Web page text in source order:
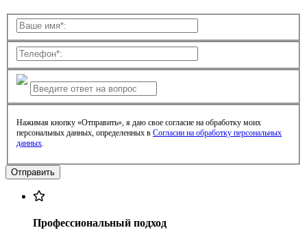
Нажимая кнопку «Отправить», я даю свое согласие на обработку моих
персональных данных, определенных в Согласии на обработку персональных
данных.
Профессиональный подход